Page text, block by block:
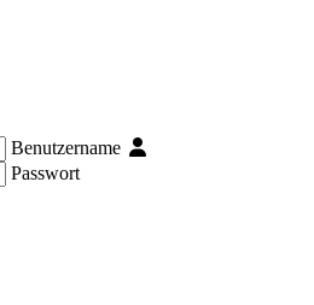
Benutzername
Passwort